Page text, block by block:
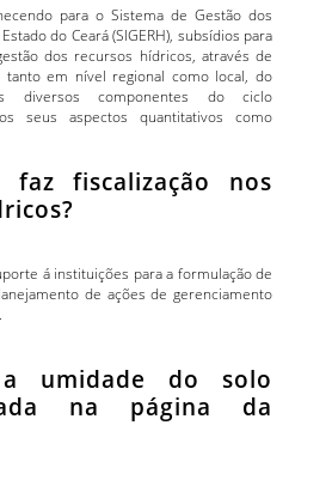
para o Sistema de Gestão dos
do Ceará (SIGERH), subsídios para
dos recursos hídricos, através de
tanto em nível regional como local, do
diversos componentes do ciclo
seus aspectos quantitativos como
faz fiscalização nos
á instituições para a formulação de
de ações de gerenciamento
umidade do solo
na página da